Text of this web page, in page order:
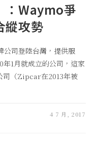
：Waymo爭
縱攻勢
司登陸台灣，提供服
1月就成立的公司，這家
司（Zipcar在2013年被
4 7 月, 2017